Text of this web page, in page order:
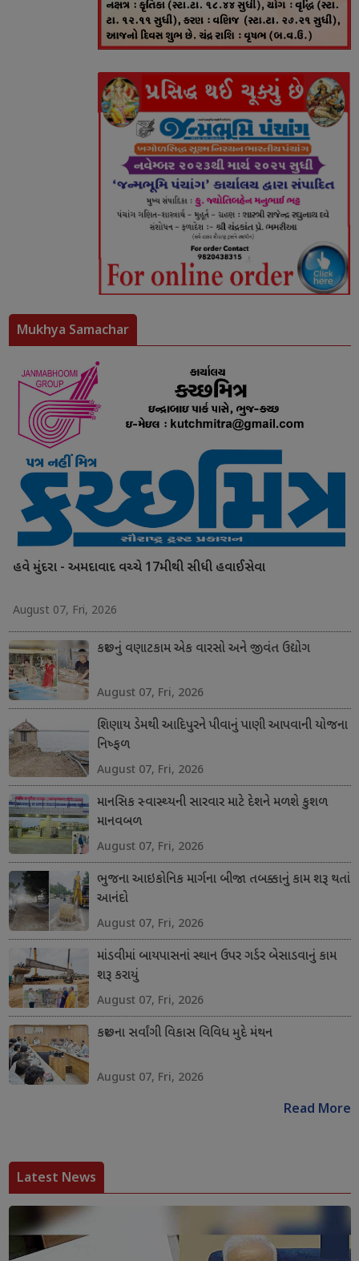
Mukhya Samachar
હવે મુંદરા - અમદાવાદ વચ્ચે 17મીથી સીધી હવાઈસેવા
August 07, Fri, 2026
કચ્છનું વણાટકામ એક વારસો અને જીવંત ઉદ્યોગ
August 07, Fri, 2026
શિણાય ડેમથી આદિપુરને પીવાનું પાણી આપવાની યોજના
નિષ્ફળ
August 07, Fri, 2026
માનસિક સ્વાસ્થ્યની સારવાર માટે દેશને મળશે કુશળ
માનવબળ
August 07, Fri, 2026
ભુજના આઇકોનિક માર્ગના બીજા તબક્કાનું કામ શરૂ થતાં
આનંદો
August 07, Fri, 2026
માંડવીમાં બાયપાસનાં સ્થાન ઉપર ગર્ડર બેસાડવાનું કામ
શરૂ કરાયું
August 07, Fri, 2026
કચ્છના સર્વાંગી વિકાસ વિવિધ મુદે મંથન
August 07, Fri, 2026
Read More
Latest News